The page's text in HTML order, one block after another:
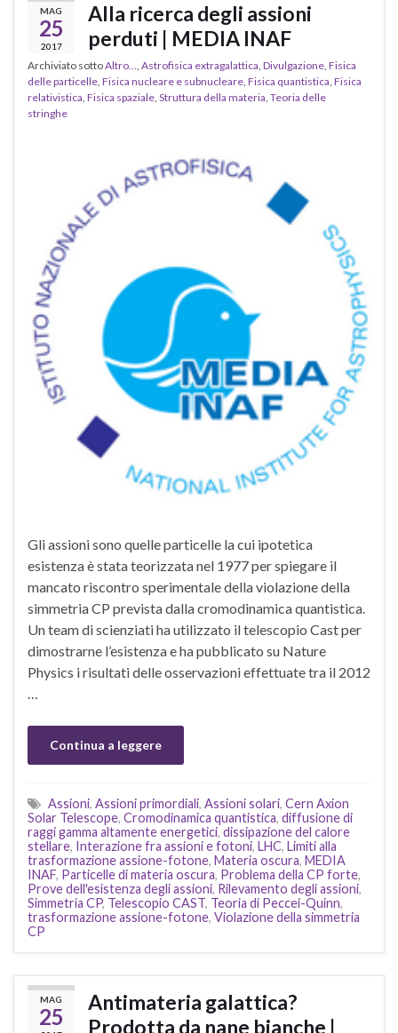
MAG
25
2017
Alla ricerca degli assioni
perduti | MEDIA INAF
Archiviato sottoAltro..., Astrofisica extragalattica, Divulgazione, Fisica
delle particelle, Fisica nucleare e subnucleare, Fisica quantistica, Fisica
relativistica, Fisica spaziale, Struttura della materia, Teoria delle
stringhe
Gli assioni sono quelle particelle la cui ipotetica
esistenza è stata teorizzata nel 1977 per spiegare il
mancato riscontro sperimentale della violazione della
simmetria CP prevista dalla cromodinamica quantistica.
Un team di scienziati ha utilizzato il telescopio Cast per
dimostrarne l’esistenza e ha pubblicato su Nature
Physics i risultati delle osservazioni effettuate tra il 2012
…
Continua a leggere
Assioni, Assioni primordiali, Assioni solari, Cern Axion
Solar Telescope, Cromodinamica quantistica, diffusione di
raggi gamma altamente energetici, dissipazione del calore
stellare, Interazione fra assioni e fotoni, LHC, Limiti alla
trasformazione assione-fotone, Materia oscura, MEDIA
INAF, Particelle di materia oscura, Problema della CP forte,
Prove dell'esistenza degli assioni, Rilevamento degli assioni,
Simmetria CP, Telescopio CAST, Teoria di Peccei-Quinn,
trasformazione assione-fotone, Violazione della simmetria
CP
MAG
25
Antimateria galattica?
Prodotta da nane bianche |